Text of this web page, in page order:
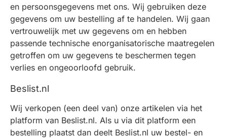
en persoonsgegevens met ons. Wij gebruiken deze
gegevens om uw bestelling af te handelen. Wij gaan
vertrouwelijk met uw gegevens om en hebben
passende technische enorganisatorische maatregelen
getroffen om uw gegevens te beschermen tegen
verlies en ongeoorloofd gebruik.
Beslist.nl
Wij verkopen (een deel van) onze artikelen via het
platform van Beslist.nl. Als u via dit platform een
bestelling plaatst dan deelt Beslist.nl uw bestel- en